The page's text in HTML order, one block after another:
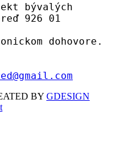
bývalých
926 01
dohovore.
BY GDESIGN